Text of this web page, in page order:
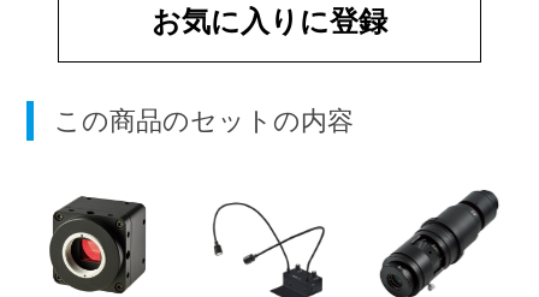
お気に入りに登録
この商品のセットの内容